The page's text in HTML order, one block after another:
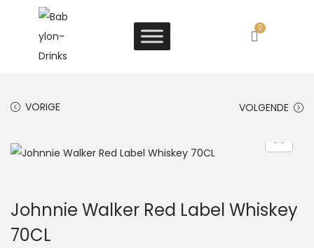
0
VORIGE VOLGENDE
Johnnie Walker Red Label Whiskey
70CL